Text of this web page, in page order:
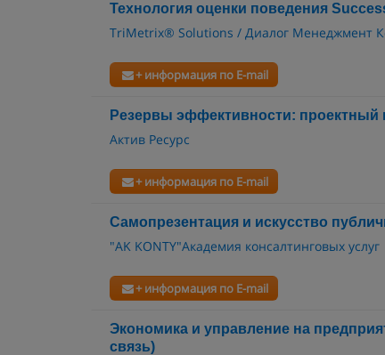
Технология оценки поведения
TriMetrix® Solutions / Диалог Менеджмент
+ информация по E-mail
Резервы эффективности: проектный
Актив Ресурс
+ информация по E-mail
Самопрезентация и искусство
"AK KONTY"Академия консалтинговых услуг
+ информация по E-mail
Экономика и управление на
связь)